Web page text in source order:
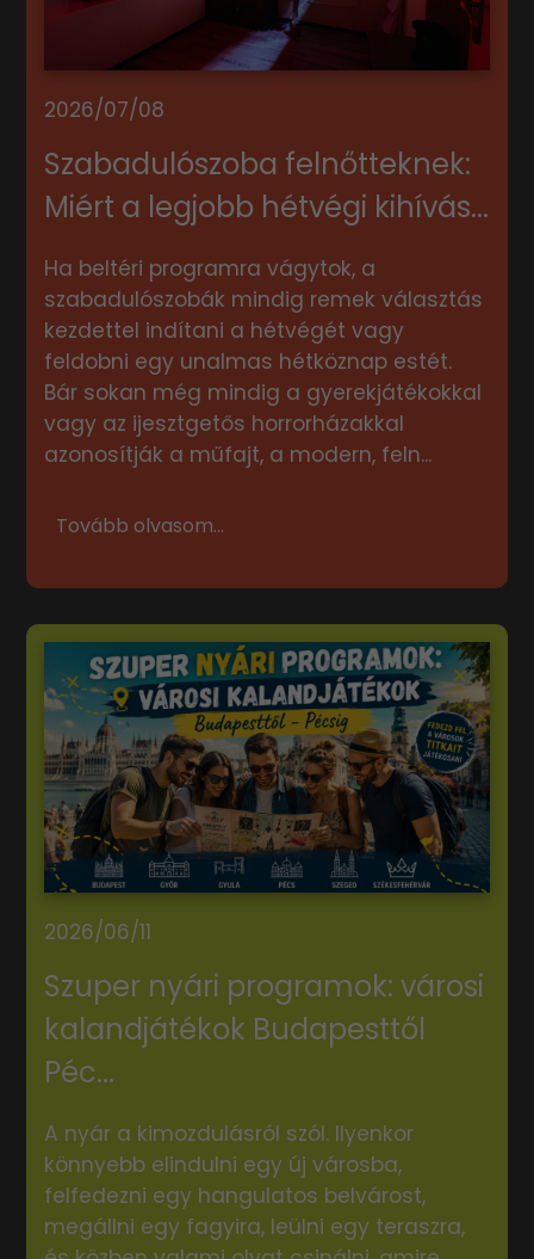
2026/07/08
Szabadulószoba felnőtteknek:
Miért a legjobb hétvégi kihívás...
Ha beltéri programra vágytok, a
szabadulószobák mindig remek választás
kezdettel indítani a hétvégét vagy
feldobni egy unalmas hétköznap estét.
Bár sokan még mindig a gyerekjátékokkal
vagy az ijesztgetős horrorházakkal
azonosítják a műfajt, a modern, feln...
Tovább olvasom...
2026/06/11
Szuper nyári programok: városi
kalandjátékok Budapesttől
Péc...
A nyár a kimozdulásról szól. Ilyenkor
könnyebb elindulni egy új városba,
felfedezni egy hangulatos belvárost,
megállni egy fagyira, leülni egy teraszra,